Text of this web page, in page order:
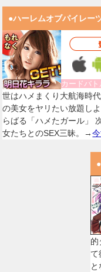
●ハーレムオブパイレー
カードバト
世はハメまくり大航海時
の美女をヤリたい放題し
らばる「ハメたガール」
女たちとのSEX三昧。→
的
て